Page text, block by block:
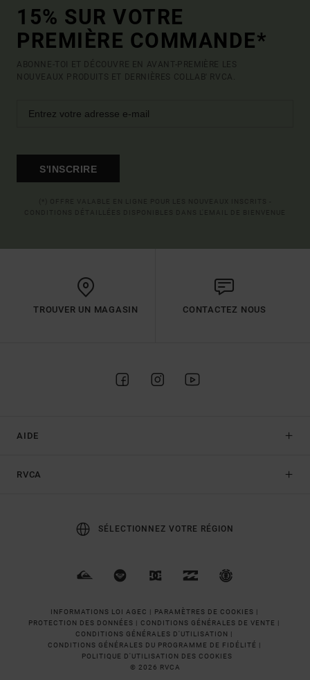
15% SUR VOTRE
PREMIÈRE COMMANDE*
ABONNE-TOI ET DÉCOUVRE EN AVANT-PREMIÈRE LES
NOUVEAUX PRODUITS ET DERNIÈRES COLLAB' RVCA.
S'INSCRIRE
TROUVER UN MAGASIN CONTACTEZ NOUS
AIDE
RVCA
SÉLECTIONNEZ VOTRE RÉGION
INFORMATIONS LOI AGEC | PARAMÈTRES DE COOKIES |
PROTECTION DES DONNÉES | CONDITIONS GÉNÉRALES DE VENTE |
CONDITIONS GÉNÉRALES D'UTILISATION |
CONDITIONS GÉNÉRALES DU PROGRAMME DE FIDÉLITÉ |
POLITIQUE D'UTILISATION DES COOKIES
© 2026 RVCA